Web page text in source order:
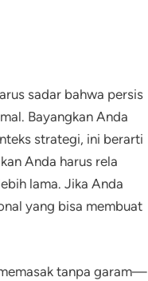
sadar bahwa persis
Bayangkan Anda
strategi, ini berarti
Anda harus rela
lama. Jika Anda
yang bisa membuat
tanpa garam—